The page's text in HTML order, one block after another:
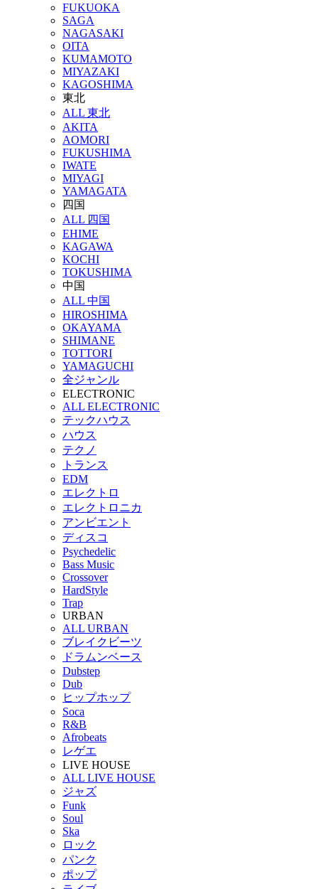
FUKUOKA
SAGA
NAGASAKI
OITA
KUMAMOTO
MIYAZAKI
KAGOSHIMA
東北
ALL 東北
AKITA
AOMORI
FUKUSHIMA
IWATE
MIYAGI
YAMAGATA
四国
ALL 四国
EHIME
KAGAWA
KOCHI
TOKUSHIMA
中国
ALL 中国
HIROSHIMA
OKAYAMA
SHIMANE
TOTTORI
YAMAGUCHI
全ジャンル
ELECTRONIC
ALL ELECTRONIC
テックハウス
ハウス
テクノ
トランス
EDM
エレクトロ
エレクトロニカ
アンビエント
ディスコ
Psychedelic
Bass Music
Crossover
HardStyle
Trap
URBAN
ALL URBAN
ブレイクビーツ
ドラムンベース
Dubstep
Dub
ヒップホップ
Soca
R&B
Afrobeats
レゲエ
LIVE HOUSE
ALL LIVE HOUSE
ジャズ
Funk
Soul
Ska
ロック
パンク
ポップ